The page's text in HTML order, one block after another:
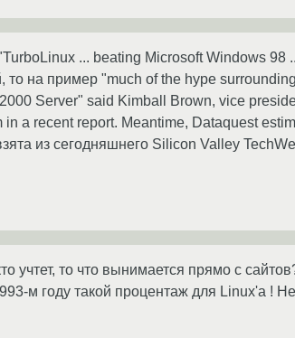
... beating Microsoft Windows 98
то на пример "much of the hype surrounding
Server" said Kimball Brown, vice
a recent report. Meantime, Dataquest
из сегодняшнего Silicon Valley
учтет, то что вынимается прямо с
м году такой процентаж для Linux'а !